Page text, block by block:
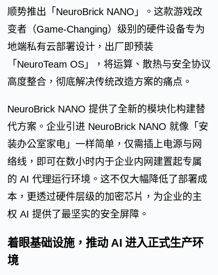
顺势推出「NeuroBrick NANO」。这款游戏改
变者（Game-Changing）级别的硬件设备专为
地端私有云部署设计，出厂即预装
「NeuroTeam OS」，将运算、散热与安全协议
高度整合，彻底解决传统改造方案的痛点。
NeuroBrick NANO 提供了全新的模块化构建替
代方案。企业引进 NeuroBrick NANO 就像「安
装办公室家电」一样简单，仅需插上电源与网
络线，即可在数小时内于企业内网建置起专属
的 AI 代理运行环境。这不仅大幅降低了部署成
本，更透过硬件层级的加密芯片，为企业的主
权 AI 提供了最坚实的安全屏障。
着眼基础设施，推动 AI 进入正式生产环
境